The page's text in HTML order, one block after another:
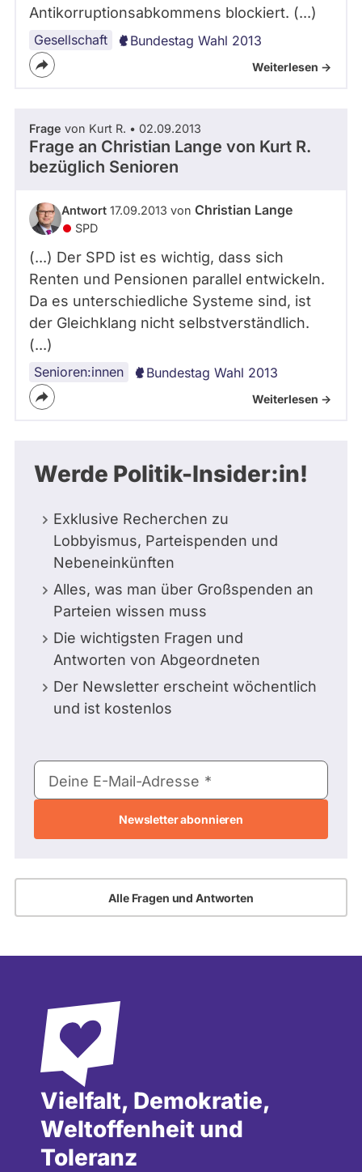
Antikorruptionsabkommens blockiert. (...)
Gesellschaft Bundestag Wahl 2013
Weiterlesen ->
Frage von Kurt R. • 02.09.2013
Frage an Christian Lange von Kurt R.
bezüglich Senioren
Antwort 17.09.2013 von Christian Lange
SPD
(...) Der SPD ist es wichtig, dass sich
Renten und Pensionen parallel entwickeln.
Da es unterschiedliche Systeme sind, ist
der Gleichklang nicht selbstverständlich.
(...)
Senioren:innen Bundestag Wahl 2013
Weiterlesen ->
Werde Politik-Insider:in!
Exklusive Recherchen zu
Lobbyismus, Parteispenden und
Nebeneinkünften
Alles, was man über Großspenden an
Parteien wissen muss
Die wichtigsten Fragen und
Antworten von Abgeordneten
Der Newsletter erscheint wöchentlich
und ist kostenlos
E-
Mail-
Deine E-Mail-Adresse
Alle Fragen und Antworten
Vielfalt, Demokratie,
Weltoffenheit und
Toleranz